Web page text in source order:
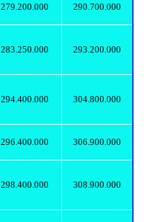
279.200.000 290.700.000
283.250.000 293.200.000
294.400.000 304.800.000
296.400.000 306.900.000
298.400.000 308.900.000